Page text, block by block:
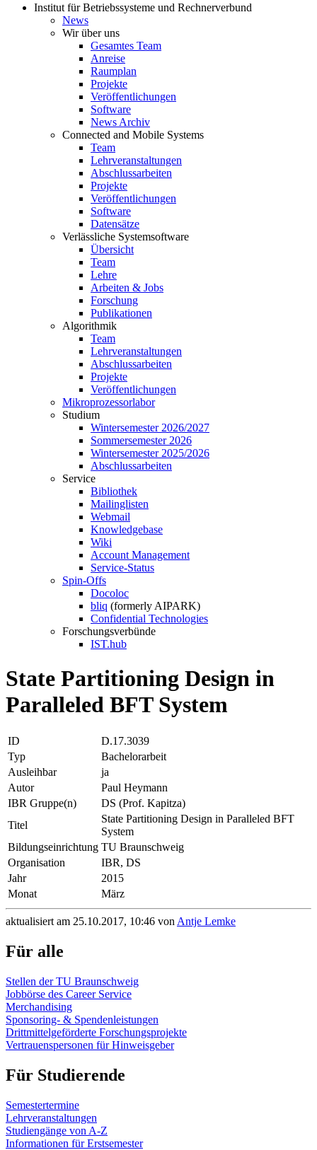
Institut für Betriebssysteme und Rechnerverbund
News
Wir über uns
Gesamtes Team
Anreise
Raumplan
Projekte
Veröffentlichungen
Software
News Archiv
Connected and Mobile Systems
Team
Lehrveranstaltungen
Abschlussarbeiten
Projekte
Veröffentlichungen
Software
Datensätze
Verlässliche Systemsoftware
Übersicht
Team
Lehre
Arbeiten & Jobs
Forschung
Publikationen
Algorithmik
Team
Lehrveranstaltungen
Abschlussarbeiten
Projekte
Veröffentlichungen
Mikroprozessorlabor
Studium
Wintersemester 2026/2027
Sommersemester 2026
Wintersemester 2025/2026
Abschlussarbeiten
Service
Bibliothek
Mailinglisten
Webmail
Knowledgebase
Wiki
Account Management
Service-Status
Spin-Offs
Docoloc
bliq (formerly AIPARK)
Confidential Technologies
Forschungsverbünde
IST.hub
State Partitioning Design in
Paralleled BFT System
ID
D.17.3039
Typ
Bachelorarbeit
Ausleihbar
ja
Autor
Paul Heymann
IBR Gruppe(n)
DS (Prof. Kapitza)
Titel
State Partitioning Design in Paralleled BFT
System
Bildungseinrichtung TU Braunschweig
Organisation
IBR, DS
Jahr
2015
Monat
März
aktualisiert am 25.10.2017, 10:46 vonAntje Lemke
Für alle
Stellen der TU Braunschweig
Jobbörse des Career Service
Merchandising
Sponsoring- & Spendenleistungen
Drittmittelgeförderte Forschungsprojekte
Vertrauenspersonen für Hinweisgeber
Für Studierende
Semestertermine
Lehrveranstaltungen
Studiengänge von A-Z
Informationen für Erstsemester